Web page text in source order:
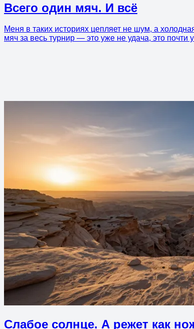
Всего один мяч. И всё
Меня в таких историях цепляет не шум, а
мяч за весь турнир — это уже не удача, это почти
Слабое солнце. А режет как